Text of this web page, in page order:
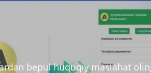
bepul huquqiy maslahat